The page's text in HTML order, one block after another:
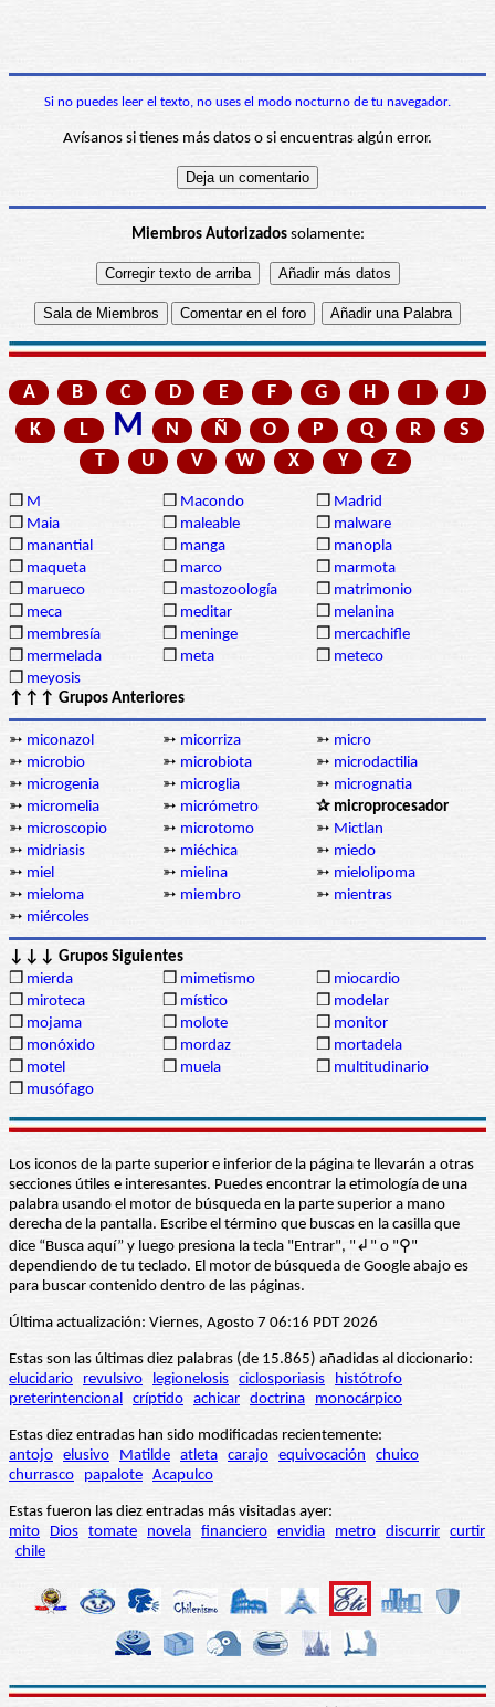
Si no puedes leer el texto, no uses el modo nocturno de tu navegador.
Avísanos si tienes más datos o si encuentras algún error.
Miembros Autorizadossolamente:
A B C D E F G H I
J
K
L M N Ñ O P Q R
S
T
U V W X Y Z
❒ M ❒ Macondo ❒ Madrid
❒ Maia ❒ maleable ❒ malware
❒ manantial ❒ manga ❒ manopla
❒ maqueta ❒ marco ❒ marmota
❒ marueco ❒ mastozoología ❒ matrimonio
❒ meca ❒ meditar ❒ melanina
❒ membresía ❒ meninge ❒ mercachifle
❒ mermelada ❒ meta ❒ meteco
❒ meyosis
↑↑↑ Grupos Anteriores
➳ miconazol ➳ micorriza ➳ micro
➳ microbio ➳ microbiota ➳ microdactilia
➳ microgenia ➳ microglia ➳ micrognatia
➳ micromelia ➳ micrómetro
✰ microprocesador
➳ microscopio ➳ microtomo ➳ Mictlan
➳ midriasis ➳ miéchica ➳ miedo
➳ miel ➳ mielina ➳ mielolipoma
➳ mieloma ➳ miembro ➳ mientras
➳ miércoles
↓↓↓ Grupos Siguientes
❒ mierda ❒ mimetismo ❒ miocardio
❒ miroteca ❒ místico ❒ modelar
❒ mojama ❒ molote ❒ monitor
❒ monóxido ❒ mordaz ❒ mortadela
❒ motel ❒ muela ❒ multitudinario
❒ musófago
Los iconos de la parte superior e inferior de la página te llevarán a otras
secciones útiles e interesantes. Puedes encontrar la etimología de una
palabra usando el motor de búsqueda en la parte superior a mano
derecha de la pantalla. Escribe el término que buscas en la casilla que
dice “Busca aquí” y luego presiona la tecla "Entrar", "↲" o "⚲"
dependiendo de tu teclado. El motor de búsqueda de Google abajo es
para buscar contenido dentro de las páginas.
Última actualización: Viernes, Agosto 7 06:16 PDT 2026
Estas son las últimas diez palabras (de 15.865) añadidas al diccionario:
elucidario
revulsivo legionelosis ciclosporiasis
histótrofo
preterintencional críptido achicar doctrina monocárpico
Estas diez entradas han sido modificadas recientemente:
antojo elusivo Matilde atleta carajo equivocación
chuico
churrasco
papalote Acapulco
Estas fueron las diez entradas más visitadas ayer:
mito
Dios tomate novela financiero envidia metro discurrir curtir
chile